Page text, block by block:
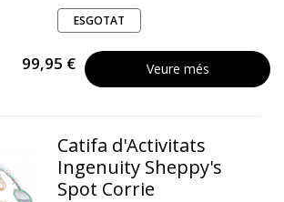
ESGOTAT
99,95 € Veure més
Catifa d'Activitats
Ingenuity Sheppy's
Spot Corrie